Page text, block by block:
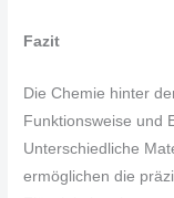
Fazit
Die Chemie hinter
Funktionsweise und
Unterschiedliche
ermöglichen die